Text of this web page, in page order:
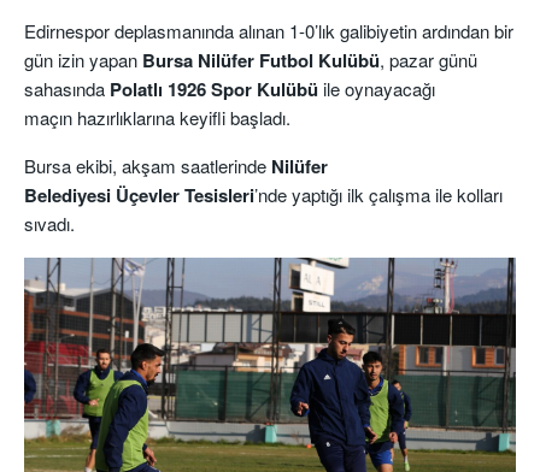
Edirnespor deplasmanında alınan 1-0’lık galibiyetin ardından bir
gün izin yapan Bursa Nilüfer Futbol Kulübü, pazar günü
sahasında Polatlı 1926 Spor Kulübüile oynayacağı
maçın hazırlıklarına keyifli başladı.
Bursa ekibi, akşam saatlerinde Nilüfer
Belediyesi Üçevler Tesisleri’nde yaptığı ilk çalışma ile kolları
sıvadı.